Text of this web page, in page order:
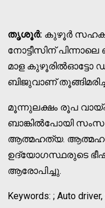
തൃശൂര്‍: കുഴൂര്‍ സഹകരണ
നോട്ടീസിന്
മാള കുഴൂരില്‍ഓട്ടോ
ബിജുവാണ്
മൂന്നുലക്ഷം രൂപ
ബാങ്കില്‍പോയി
ആത്മഹത്യ.
ഉദ്യോഗസ്ഥരുടെ
ആരോപിച്ചു.
Keywords: ; Auto